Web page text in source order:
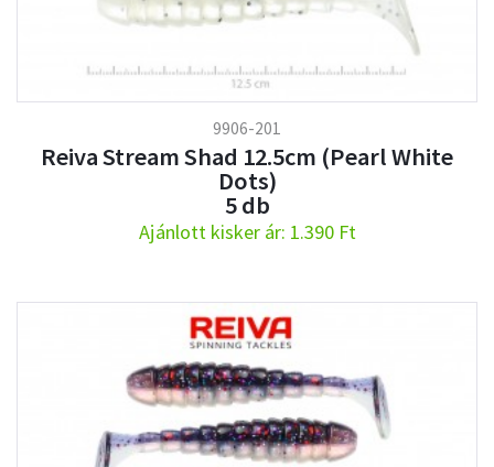
9906-201
Reiva Stream Shad 12.5cm (Pearl White
Dots)
5 db
Ajánlott kisker ár: 1.390 Ft